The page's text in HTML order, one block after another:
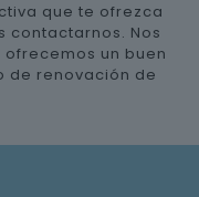
que te ofrezca
contactarnos. Nos
un buen
de renovación de